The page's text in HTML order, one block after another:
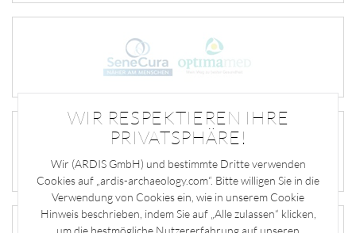
WIR RESPEKTIEREN IHRE
PRIVATSPHÄRE!
Wir (ARDIS GmbH) und bestimmte Dritte verwenden
Cookies auf „ardis-archaeology.com“. Bitte willigen Sie in die
Verwendung von Cookies ein, wie in unserem Cookie
Hinweis beschrieben, indem Sie auf „Alle zulassen“ klicken,
um die bestmögliche Nutzererfahrung auf unseren